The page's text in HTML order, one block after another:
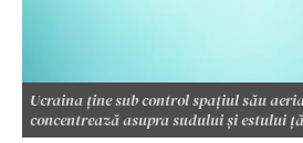
Ucraina ține sub control spațiul său
concentrează asupra sudului și estului